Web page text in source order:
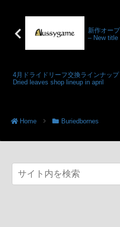
新作オー
– New title
4月ドライドリーフ交換ラインナッ
Dried leaves shop lineup in april
Home Buriedbornes